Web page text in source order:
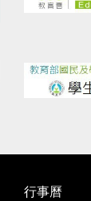
行事曆